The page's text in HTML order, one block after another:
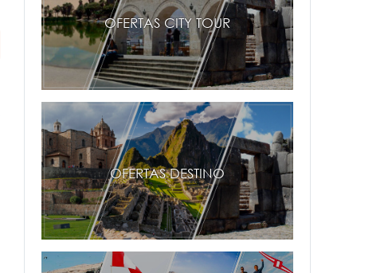
OFERTAS CITY TOUR
OFERTAS DESTINO